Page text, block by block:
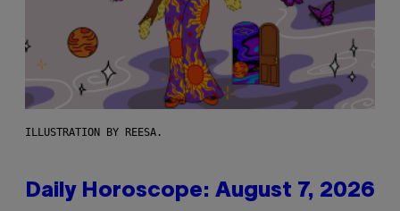
ILLUSTRATION BY REESA.
Daily Horoscope: August 7, 2026